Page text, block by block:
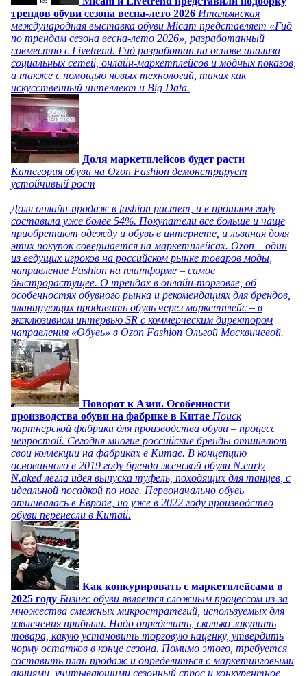
трендов обуви сезона весна-лето 2026 Итальянская
международная выставка обуви Micam представляет «Гид
по трендам сезона весна-лето 2026», разработанный
совместно с Livetrend. Гид разработан на основе анализа
социальных сетей, онлайн-маркетплейсов и модных показов,
а также с помощью новых технологий, таких как
искусственный интеллект и Big Data.
Доля маркетплейсов будет расти
Категория обуви на Ozon Fashion демонстрирует
устойчивый рост
Доля онлайн-продаж в fashion растет, и в прошлом году
составила уже более 54%. Покупатели все больше и чаще
приобретают одежду и обувь в интернете, и львиная доля
этих покупок совершается на маркетплейсах. Ozon – один
из ведущих игроков на российском рынке товаров моды,
направление Fashion на платформе – самое
быстрорастущее. О трендах в онлайн-торговле, об
особенностях обувного рынка и рекомендациях для брендов,
планирующих продавать обувь через маркетплейс – в
эксклюзивном интервью SR с коммерческим директором
направления «Обувь» в Ozon Fashion Ольгой Москвичевой.
Поворот к Азии. Особенности
производства обуви на фабрике в Китае Поиск
партнерской фабрики для производства обуви – процесс
непростой. Сегодня многие российские бренды отшивают
свои коллекции на фабриках в Китае. В концепцию
основанного в 2019 году бренда женской обуви N.early
N.aked легла идея выпуска туфель, походящих для танцев, с
идеальной посадкой по ноге. Первоначально обувь
отшивалась в Европе, но уже в 2022 году производство
обуви перенесли в Китай.
Как конкурировать с маркетплейсами в
2025 году Бизнес обуви является сложным процессом из-за
множества смежных микростратегий, используемых для
извлечения прибыли. Надо определить, сколько закупить
товара, какую установить торговую наценку, утвердить
норму остатков в конце сезона. Помимо этого, требуется
составить план продаж и определиться с маркетинговыми
акциями, учитывающими сезонный спрос и конкурентное